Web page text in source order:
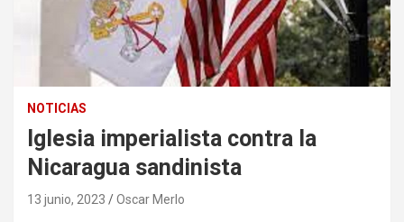
NOTICIAS
Iglesia imperialista contra la
Nicaragua sandinista
13 junio, 2023 Oscar Merlo